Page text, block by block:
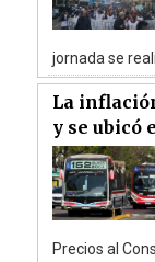
jornada se
La
y se ubicó
Precios al